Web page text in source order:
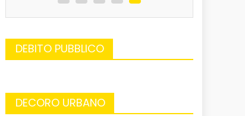
DEBITO PUBBLICO
DECORO URBANO